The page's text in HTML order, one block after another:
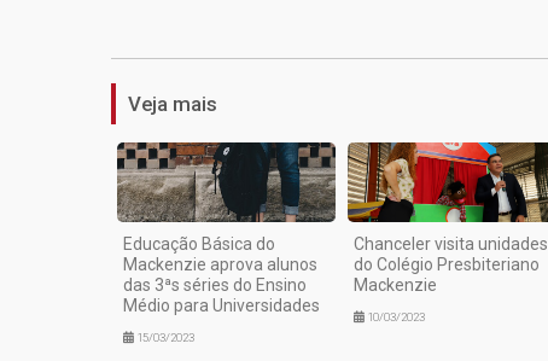
Veja mais
Educação Básica do
Mackenzie aprova alunos
das 3ªs séries do Ensino
Médio para Universidades
15/03/2023
Chanceler visita unidades
do Colégio Presbiteriano
Mackenzie
10/03/2023